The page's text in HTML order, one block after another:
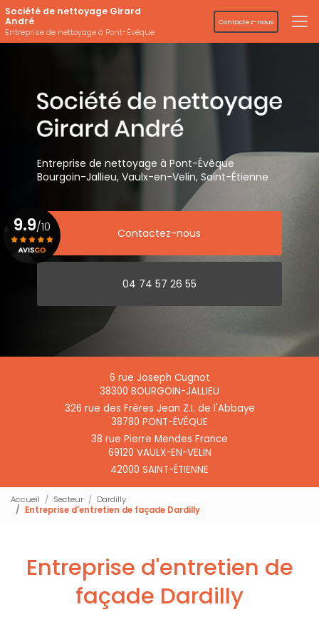
Aller
au
contenu
principal
Société de nettoyage Girard
André
Entreprise de nettoyage à Pont-Évêque
Contactez-nous
Entreprise de nettoyage à Pont-Évêque
Bourgoin-Jallieu, Vaulx-en-Velin, Saint-Étienne
Contactez-nous
04 74 57 26 55
6 rue Joseph Cugnot
38300 BOURGOIN-JALLIEU
326 rue des Frères Jean Z.I. de l'Abbaye
38780 PONT-ÉVÊQUE
38 rue Pierre Mendes France
69120 VAULX-EN-VELIN
42000 SAINT-ÉTIENNE
9.9/10
Accueil Secteur
Dardilly
Entreprise d'entretien de façade Dardilly
Entreprise d'entretien de
façade Dardilly